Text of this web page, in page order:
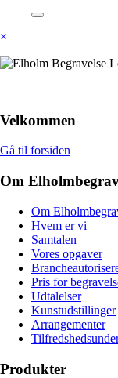
×
Velkommen
Gå til forsiden
Om
Om
Hvem er vi
Samtalen
Vores opgaver
Pris for
Udtalelser
Kunstudstillinger
Arrangementer
Produkter